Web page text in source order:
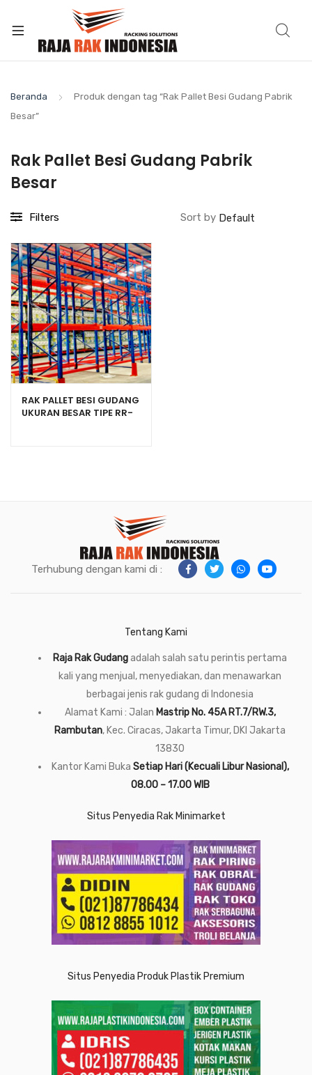
Beranda
Produk dengan tag “Rak Pallet Besi Gudang Pabrik
Besar”
Rak Pallet Besi Gudang Pabrik
Besar
Filters Sort by
RAK PALLET BESI GUDANG
UKURAN BESAR TIPE RR-
Terhubung dengan kami di :
Tentang Kami
Raja Rak Gudangadalah salah satu perintis pertama
kali yang menjual, menyediakan, dan menawarkan
berbagai jenis rak gudang di Indonesia
Alamat Kami : Jalan Mastrip No. 45A RT.7/RW.3,
Rambutan, Kec. Ciracas, Jakarta Timur, DKI Jakarta
13830
Kantor Kami Buka Setiap Hari (Kecuali Libur Nasional),
08.00 – 17.00 WIB
Situs Penyedia Rak Minimarket
Situs Penyedia Produk Plastik Premium